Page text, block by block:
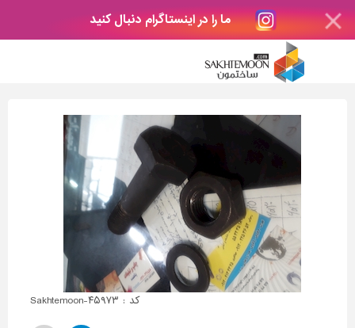
ما را در اینستاگرام دنبال کنید
کد : Sakhtemoon-۴۵۹۷۳